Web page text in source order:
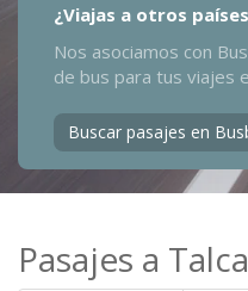
¿Viajas a otros
Nos asociamos con
de bus para tus viajes
Buscar pasajes en
Pasajes a